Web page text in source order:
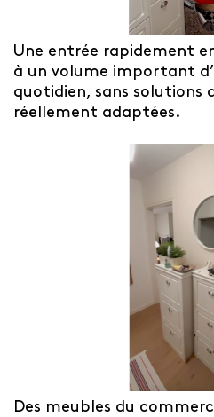
Une entrée rapidement
à un volume important
quotidien, sans solutions
réellement adaptées.
Des meubles du